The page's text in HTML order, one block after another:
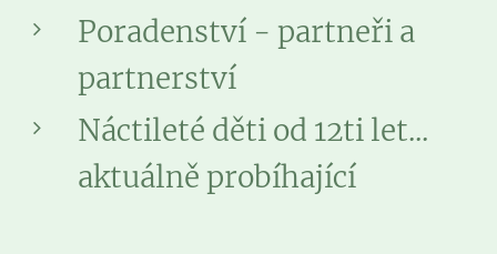
Poradenství - partneři a
partnerství
Náctileté děti od 12ti let...
aktuálně probíhající